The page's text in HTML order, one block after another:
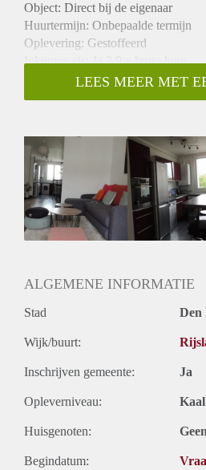
Object: Direct bij de eigenaar
Huurtermijn: Onbepaalde termijn
Oplevering: Gestoffeerd
Inkomen eis: Ja 2,9 x bruto huur
Garantiestelling mogelijk: Ja
Borg: 1 maand
Gedeelde keuken: Nee
Gedeelde Douche: Nee
Gedeelde woonkamer: Nee
Huisgenoten: Nee
Geslacht huisgenoten: N.v.t.
LEES MEER MET
ALGEMENE INFORMATIE
Stad Den
Wijk/buurt:
Inschrijven gemeente: Ja
Opleverniveau: Kaal
Huisgenoten: Geen
Begindatum: